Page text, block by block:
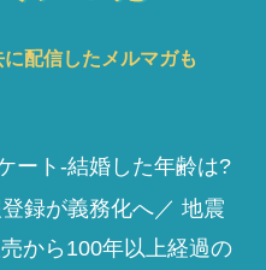
配信したメルマガも
ート-結婚した年齢は?
録が義務化へ／ 地震
から100年以上経過の